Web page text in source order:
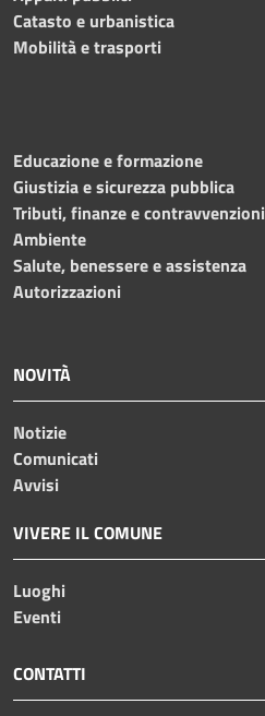
Catasto e urbanistica
Mobilità e trasporti
Educazione e formazione
Giustizia e sicurezza pubblica
Tributi, finanze e contravvenzioni
Ambiente
Salute, benessere e assistenza
Autorizzazioni
NOVITÀ
Notizie
Comunicati
Avvisi
VIVERE IL COMUNE
Luoghi
Eventi
CONTATTI